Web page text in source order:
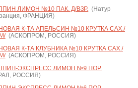
ЛИМОН №10 ПАК. Д/ВЗР.(Натур
ФРАНЦИЯ)
К-ТА АПЕЛЬСИН №10 КРУТКА САХ./
(АСКОПРОМ, РОССИЯ)
К-ТА КЛУБНИКА №10 КРУТКА САХ./
(АСКОПРОМ, РОССИЯ)
ЭКСПРЕСС ЛИМОН №9 ПОР.
РОССИЯ)